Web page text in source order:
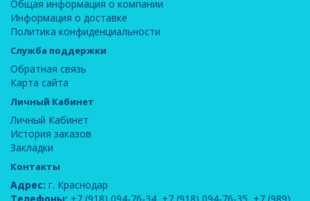
Общая информация о компании
Информация о доставке
Политика конфиденциальности
Служба поддержки
Обратная связь
Карта сайта
Личный Кабинет
Личный Кабинет
История заказов
Закладки
Контакты
Адрес: г. Краснодар